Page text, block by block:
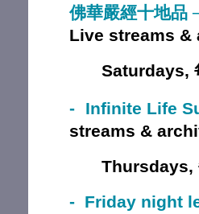
佛華嚴經十地品
Live streams &
Saturdays,
-
Infinite Life
streams &
Thursdays,
- Friday night